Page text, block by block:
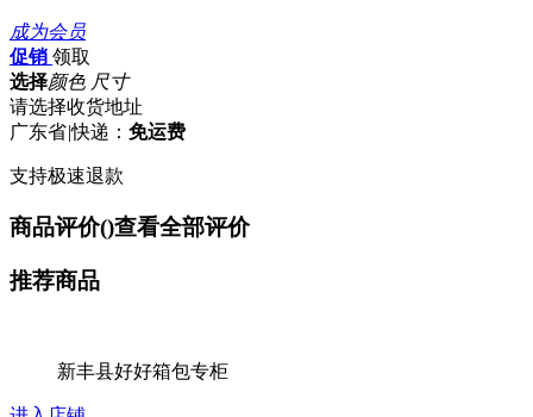
成为会员
促销 领取
选择颜色 尺寸
请选择收货地址
广东省|快递： 免运费
支持极速退款
商品评价()查看全部评价
推荐商品
新丰县好好箱包专柜